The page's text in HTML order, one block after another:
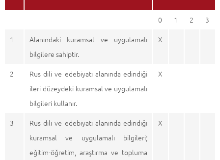
0 1 2
3
1
Alanındaki kuramsal ve uygulamalı
bilgilere sahiptir.
X
2
Rus dili ve edebiyatı alanında edindiği
ileri düzeydeki kuramsal ve uygulamalı
bilgileri kullanır.
X
3
Rus dili ve edebiyatı alanında edindiği
kuramsal ve uygulamalı bilgileri;
eğitim-öğretim, araştırma ve topluma
X